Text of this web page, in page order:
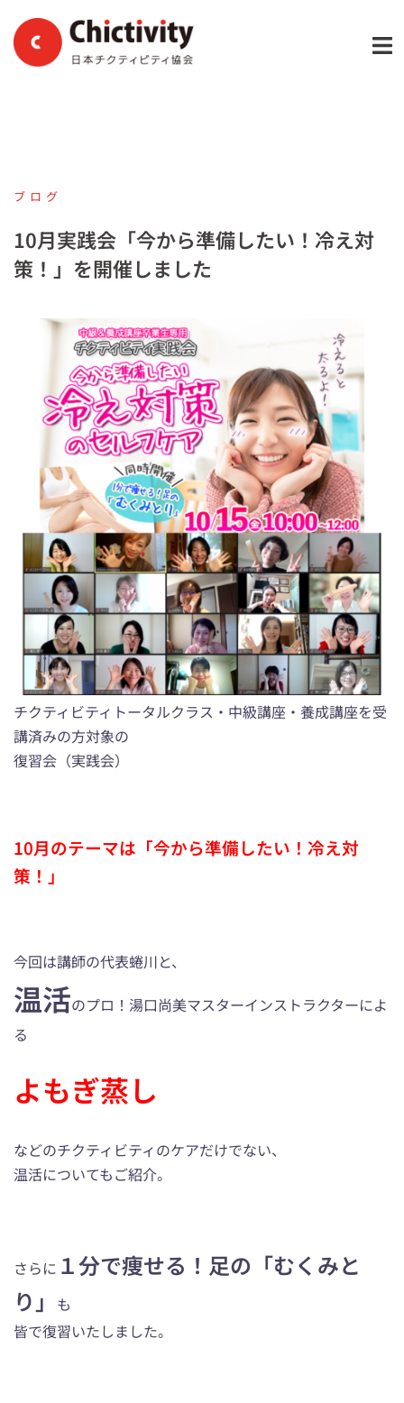
ブログ
10月実践会「今から準備したい！冷え対
策！」を開催しました
チクティビティトータルクラス・中級講座・養成講座を受
講済みの方対象の
復習会（実践会）
10月のテーマは「今から準備したい！冷え対
策！ 」
今回は講師の代表蜷川と、
温活のプロ！湯口尚美マスターインストラクターによ
る
よもぎ蒸し
などのチクティビティのケアだけでない、
温活についてもご紹介。
さらに １分で痩せる！足の「むくみと
り」
も
皆で復習いたしました。